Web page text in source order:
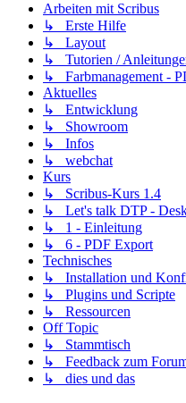
Arbeiten mit Scribus
↳ Erste Hilfe
↳ Layout
↳ Tutorien /
↳ Farbmanagement -
Aktuelles
↳ Entwicklung
↳ Showroom
↳ Infos
↳ webchat
Kurs
↳ Scribus-Kurs 1.4
↳ Let's talk DTP -
↳ 1 - Einleitung
↳ 6 - PDF Export
Technisches
↳ Installation und
↳ Plugins und Scripte
↳ Ressourcen
Off Topic
↳ Stammtisch
↳ Feedback zum
↳ dies und das